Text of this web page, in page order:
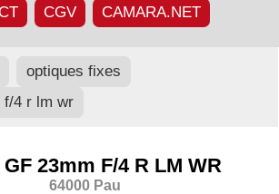
CGV CAMARA.NET
optiques fixes
f/4 r lm wr
23mm F/4 R LM WR
64000 Pau